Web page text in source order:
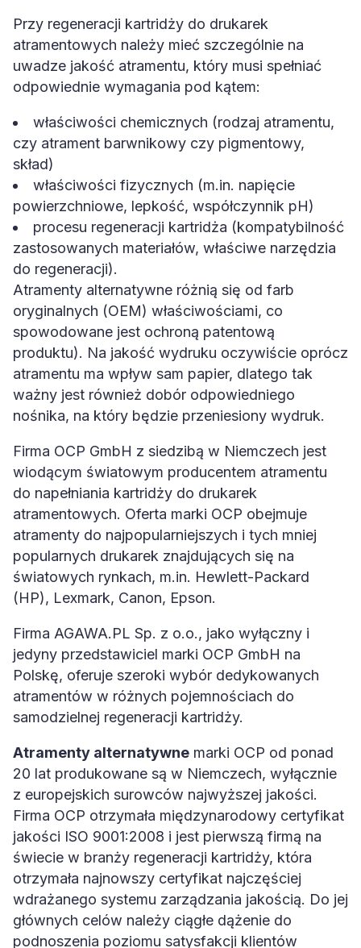
Przy regeneracji kartridży do drukarek
atramentowych należy mieć szczególnie na
uwadze jakość atramentu, który musi spełniać
odpowiednie wymagania pod kątem:
właściwości chemicznych (rodzaj atramentu,
czy atrament barwnikowy czy pigmentowy,
skład)
właściwości fizycznych (m.in. napięcie
powierzchniowe, lepkość, współczynnik pH)
procesu regeneracji kartridża (kompatybilność
zastosowanych materiałów, właściwe narzędzia
do regeneracji).
Atramenty alternatywne różnią się od farb
oryginalnych (OEM) właściwościami, co
spowodowane jest ochroną patentową
produktu). Na jakość wydruku oczywiście oprócz
atramentu ma wpływ sam papier, dlatego tak
ważny jest również dobór odpowiedniego
nośnika, na który będzie przeniesiony wydruk.
Firma OCP GmbH z siedzibą w Niemczech jest
wiodącym światowym producentem atramentu
do napełniania kartridży do drukarek
atramentowych. Oferta marki OCP obejmuje
atramenty do najpopularniejszych i tych mniej
popularnych drukarek znajdujących się na
światowych rynkach, m.in. Hewlett-Packard
(HP), Lexmark, Canon, Epson.
Firma AGAWA.PL Sp. z o.o., jako wyłączny i
jedyny przedstawiciel marki OCP GmbH na
Polskę, oferuje szeroki wybór dedykowanych
atramentów w różnych pojemnościach do
samodzielnej regeneracji kartridży.
Atramenty alternatywne marki OCP od ponad
20 lat produkowane są w Niemczech, wyłącznie
z europejskich surowców najwyższej jakości.
Firma OCP otrzymała międzynarodowy certyfikat
jakości ISO 9001:2008 i jest pierwszą firmą na
świecie w branży regeneracji kartridży, która
otrzymała najnowszy certyfikat najczęściej
wdrażanego systemu zarządzania jakością. Do jej
głównych celów należy ciągłe dążenie do
podnoszenia poziomu satysfakcji klientów